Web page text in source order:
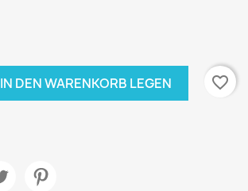
IN DEN WARENKORB LEGEN favorite_border